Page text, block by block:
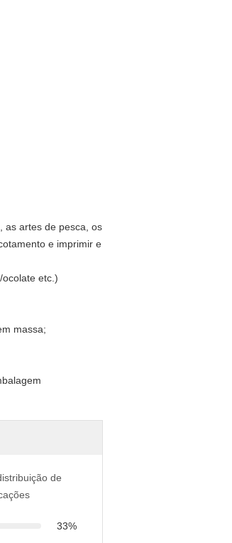
as artes de pesca, os
e imprimir e
etc.)
massa;
de
33%